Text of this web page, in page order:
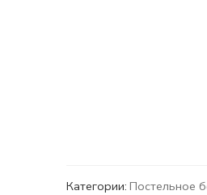
Категории: Постельное